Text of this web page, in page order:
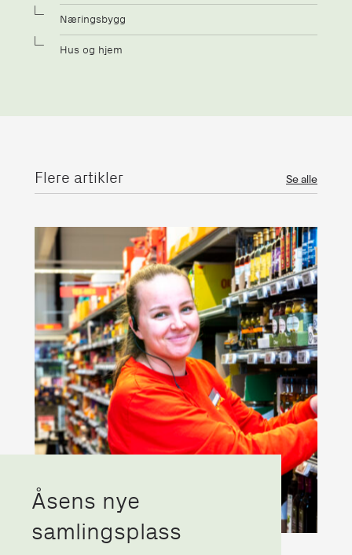
Næringsbygg
Hus og hjem
Flere artikler Se alle
Åsens nye
samlingsplass